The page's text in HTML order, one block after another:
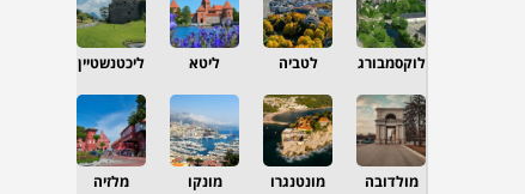
לוקסמבורג לטביה ליטא ליכטנשטיין
מולדובה מונטנגרו מונקו מלזיה